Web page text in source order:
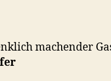
machender